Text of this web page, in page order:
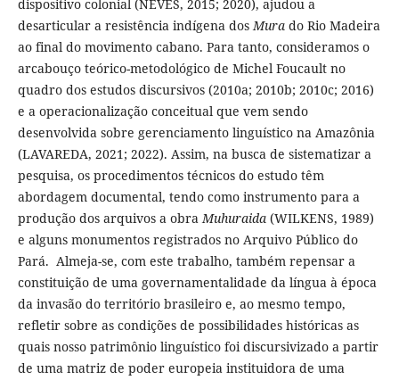
dispositivo colonial (NEVES, 2015; 2020), ajudou a
desarticular a resistência indígena dosMurado Rio Madeira
ao final do movimento cabano. Para tanto, consideramos o
arcabouço teórico-metodológico de Michel Foucault no
quadro dos estudos discursivos (2010a; 2010b; 2010c; 2016)
e a operacionalização conceitual que vem sendo
desenvolvida sobre gerenciamento linguístico na Amazônia
(LAVAREDA, 2021; 2022). Assim, na busca de sistematizar a
pesquisa, os procedimentos técnicos do estudo têm
abordagem documental, tendo como instrumento para a
produção dos arquivos a obraMuhuraida(WILKENS, 1989)
e alguns monumentos registrados no Arquivo Público do
Pará. Almeja-se, com este trabalho, também repensar a
constituição de uma governamentalidade da língua à época
da invasão do território brasileiro e, ao mesmo tempo,
refletir sobre as condições de possibilidades históricas as
quais nosso patrimônio linguístico foi discursivizado a partir
de uma matriz de poder europeia instituidora de uma